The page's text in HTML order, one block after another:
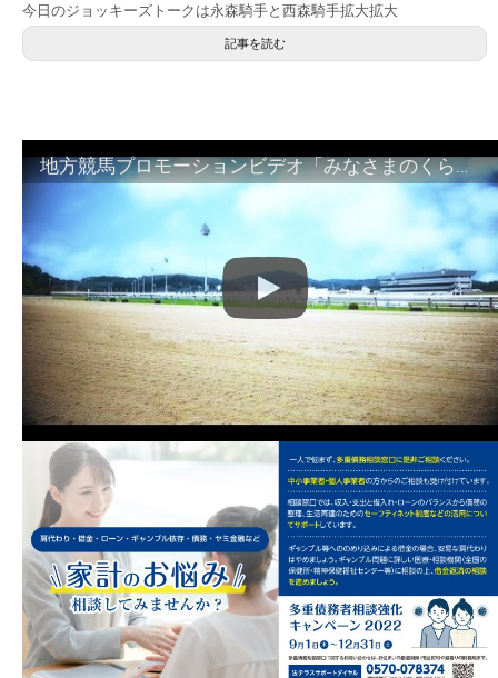
今日のジョッキーズトークは永森騎手と西森騎手拡大拡大
記事を読む
地方競馬プロモーションビデオ「みなさまのくらしのために」30秒篇｜NAR公式